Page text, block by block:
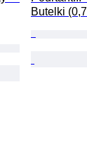
Butelki